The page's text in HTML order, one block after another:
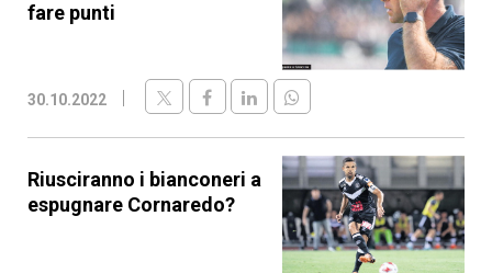
fare punti
30.10.2022
Riusciranno i bianconeri a
espugnare Cornaredo?